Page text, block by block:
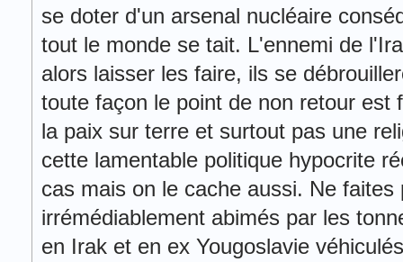
se doter d'un arsenal nucléaire
tout le monde se tait. L'ennemi de
alors laisser les faire, ils se
toute façon le point de non retour est
la paix sur terre et surtout pas une
cette lamentable politique hypocrite
cas mais on le cache aussi. Ne
irrémédiablement abimés par les
en Irak et en ex Yougoslavie